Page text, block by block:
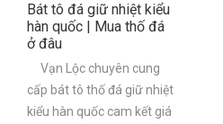
Bát tô đá giữ nhiệt kiểu
hàn quốc | Mua thố đá
ở đâu
Vạn Lộc chuyên cung
cấp bát tô thố đá giữ nhiệt
kiểu hàn quốc cam kết giá